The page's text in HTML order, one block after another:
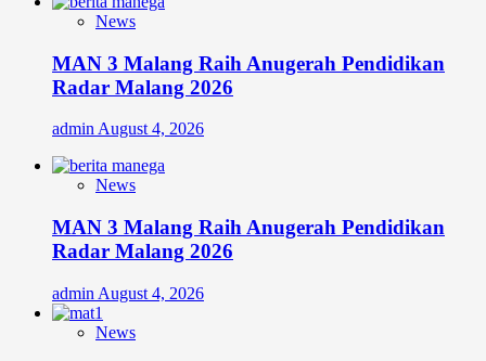
News
MAN 3 Malang Raih Anugerah Pendidikan
Radar Malang 2026
adminAugust 4, 2026
News
MAN 3 Malang Raih Anugerah Pendidikan
Radar Malang 2026
admin August 4, 2026
News